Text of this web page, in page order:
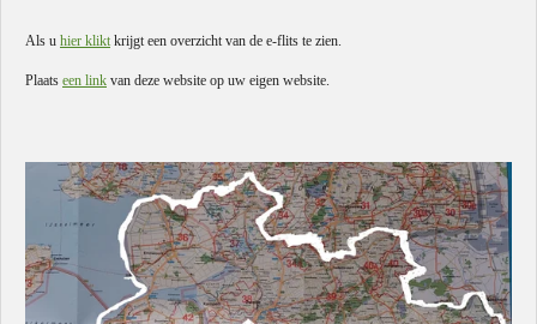
Als u hier klikt krijgt een overzicht van de e-flits te zien.
Plaats een link van deze website op uw eigen website.